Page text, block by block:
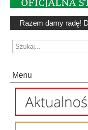
Razem damy radę!
Menu